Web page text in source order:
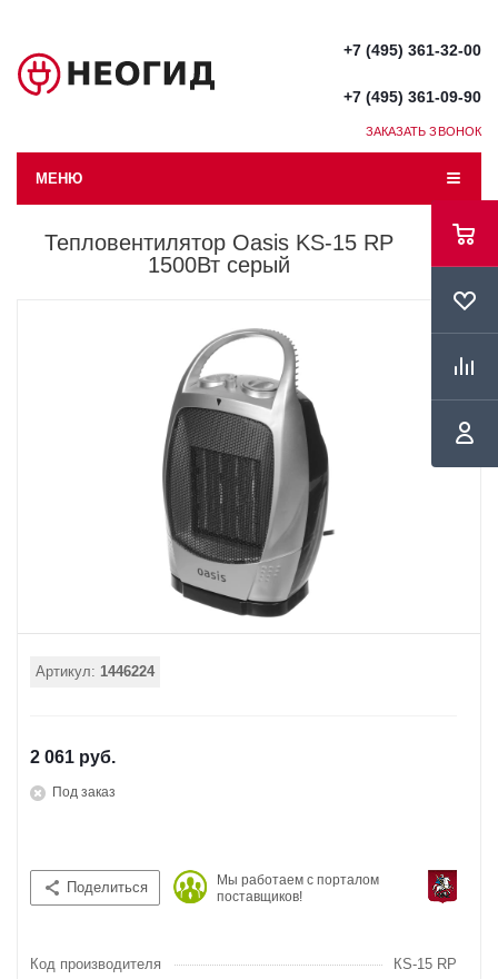
+7 (495) 361-32-00
+7 (495) 361-09-90
ЗАКАЗАТЬ ЗВОНОК
МЕНЮ
Тепловентилятор Oasis KS-15 RP
1500Вт серый
Артикул: 1446224
2 061 руб.
Под заказ
Поделиться
Мы работаем с порталом
поставщиков!
Код производителя
КS-15 RР